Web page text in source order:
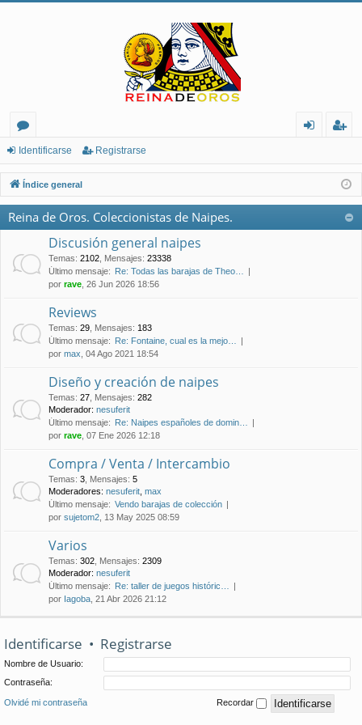
or
os
nt
ifi
ist
ra
Identificarse Registrarse
Índice general
Reina de Oros. Coleccionistas de Naipes.
Discusión general naipes
Temas: 2102 Mensajes: 23338
Último mensaje: Re: Todas las barajas de Theo…
por rave , 26 Jun 2026 18:56
Reviews
Temas: 29 Mensajes: 183
Último mensaje: Re: Fontaine, cual es la mejo…
por max , 04 Ago 2021 18:54
Diseño y creación de naipes
Temas: 27 Mensajes: 282
Moderador: nesuferit
Último mensaje: Re: Naipes españoles de domin…
por rave , 07 Ene 2026 12:18
Compra / Venta / Intercambio
Temas: 3 Mensajes: 5
Moderadores: nesuferit max
Último mensaje: Vendo barajas de colección
por sujetom2 , 13 May 2025 08:59
Varios
Temas: 302 Mensajes: 2309
Moderador: nesuferit
Último mensaje: Re: taller de juegos históric…
por Iagoba , 21 Abr 2026 21:12
Identificarse • Registrarse
Nombre de Usuario:
Contraseña:
Olvidé mi contraseña Recordar